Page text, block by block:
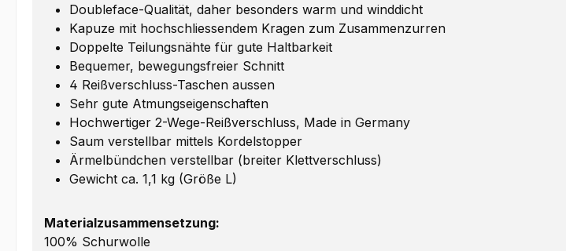
Doubleface-Qualität, daher besonders warm und winddicht
Kapuze mit hochschliessendem Kragen zum Zusammenzurren
Doppelte Teilungsnähte für gute Haltbarkeit
Bequemer, bewegungsfreier Schnitt
4 Reißverschluss-Taschen aussen
Sehr gute Atmungseigenschaften
Hochwertiger 2-Wege-Reißverschluss, Made in Germany
Saum verstellbar mittels Kordelstopper
Ärmelbündchen verstellbar (breiter Klettverschluss)
Gewicht ca. 1,1 kg (Größe L)
Materialzusammensetzung:
100% Schurwolle